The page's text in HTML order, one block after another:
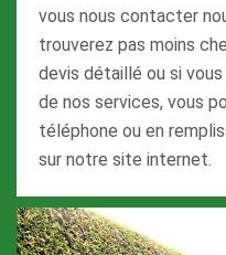
vous nous contacter
trouverez pas moins
devis détaillé ou si
de nos services, vous
téléphone ou en
sur notre site internet.